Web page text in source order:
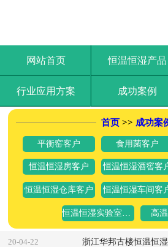
网站首页 恒温恒湿产品
行业应用方案 成功案例
首页>> 成功案
平衡窑客户 食用菌客户
恒温恒湿房客户 恒温恒湿酒窖客
恒温恒湿仓库客户 恒温恒湿车间客
高
20-04-22 浙江华邦古楼恒温恒